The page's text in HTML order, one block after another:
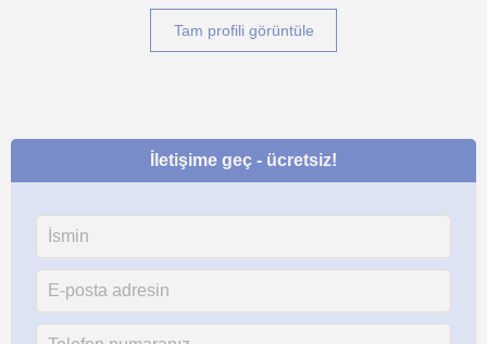
Tam profili görüntüle
İletişime geç - ücretsiz!